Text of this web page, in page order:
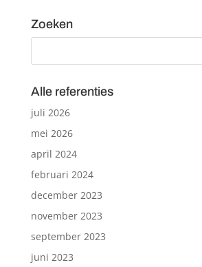
Zoeken
Alle referenties
juli 2026
mei 2026
april 2024
februari 2024
december 2023
november 2023
september 2023
juni 2023